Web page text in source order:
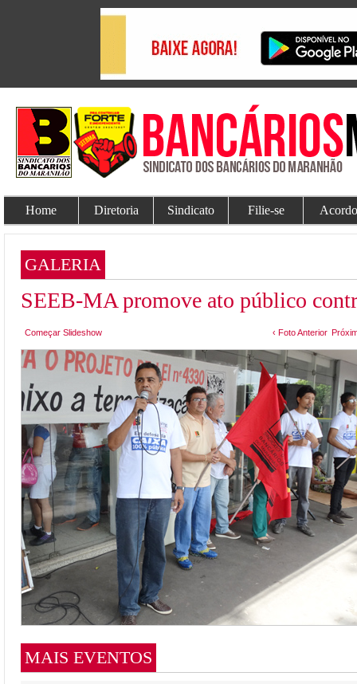
Home Diretoria Sindicato Filie-se
GALERIA
SEEB-MA promove ato público
Começar Slideshow ‹ Foto Anterior
MAIS EVENTOS